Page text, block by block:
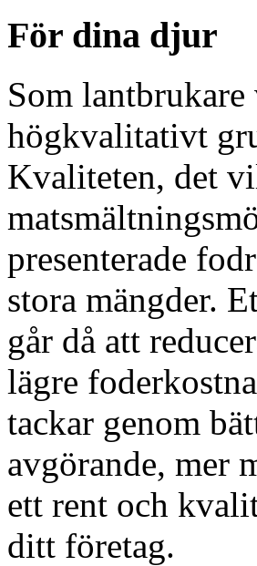
För dina djur
Som
högkvalitativt
Kvaliteten, det
presenterade
stora mängder.
går då att
lägre
tackar genom
avgörande, mer
ett rent och
ditt företag.